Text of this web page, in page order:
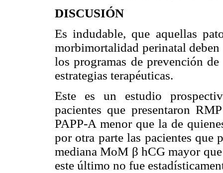
DISCUSIÓN
Es indudable, que aquellas
morbimortalidad perinatal
los programas de prevención
estrategias terapéuticas.
Este es un estudio
pacientes que presentaron
PAPP-A menor que la de
por otra parte las pacientes que
mediana MoM β hCG mayor
este último no fue